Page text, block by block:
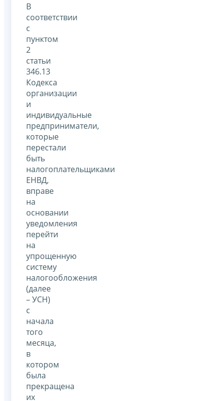
В
соответствии
с
пунктом
2
статьи
346.13
Кодекса
организации
и
индивидуальные
предприниматели,
которые
перестали
быть
налогоплательщиками
ЕНВД,
вправе
на
основании
уведомления
перейти
на
упрощенную
систему
налогообложения
(далее
– УСН)
с
начала
того
месяца,
в
котором
была
прекращена
их